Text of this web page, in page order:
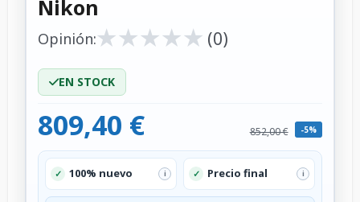
Nikon
Opinión:★
★★
★★
★★
★★
★ (0)
EN STOCK
809,40 € 852,00 € -5%
✓ 100% nuevo i ✓ Precio final i